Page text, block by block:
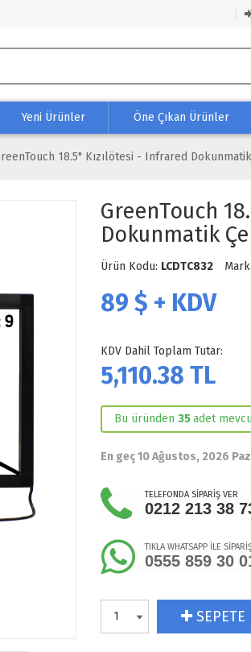
Yeni Ürünler Öne Çıkan Ürünler
18.5" Kızılötesi - Infrared
GreenTouch
Dokunmatik
Ürün Kodu: LCDTC832
89 $ + KDV
KDV Dahil Toplam Tutar:
5,110.38 TL
Bu üründen 35adet
En geç 10 Ağustos, 2026
TELEFONDA SİPARİŞ VER
0212 213 38
TIKLA WHATSAPP İLE
0555 859 30
SEPETE